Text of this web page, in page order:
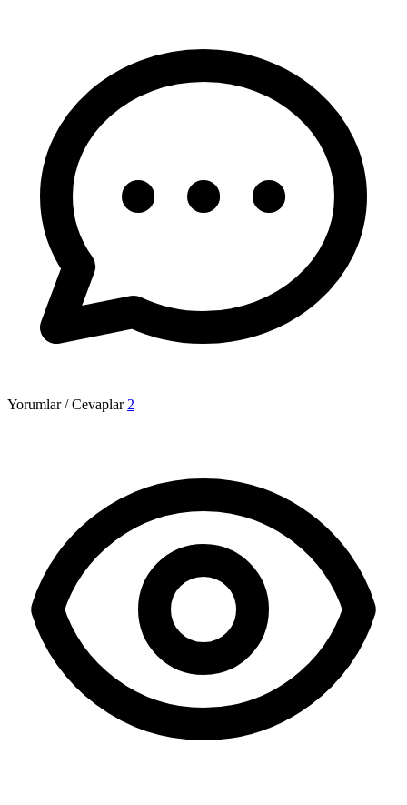
Yorumlar / Cevaplar 2